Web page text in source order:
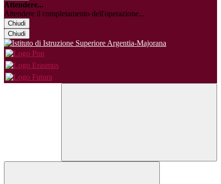
Attendere...
Attendere il completamento dell'operazione...
Chiudi
Chiudi